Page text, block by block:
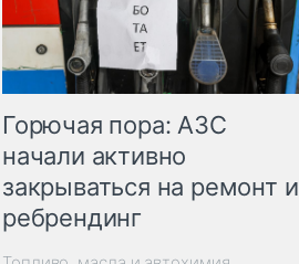
Горючая пора: АЗС
начали активно
закрываться на ремонт и
ребрендинг